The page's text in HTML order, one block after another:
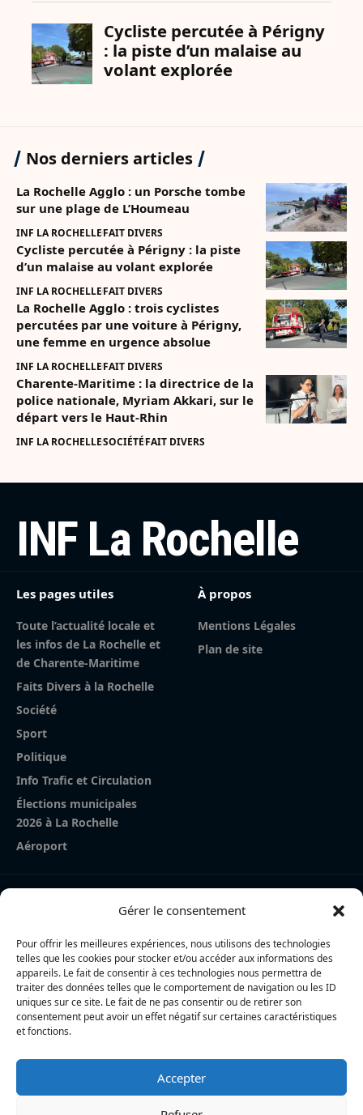
Gérer le consentement
Pour offrir les meilleures expériences, nous utilisons des technologies
telles que les cookies pour stocker et/ou accéder aux informations des
appareils. Le fait de consentir à ces technologies nous permettra de
traiter des données telles que le comportement de navigation ou les ID
uniques sur ce site. Le fait de ne pas consentir ou de retirer son
consentement peut avoir un effet négatif sur certaines caractéristiques
et fonctions.
Accepter
Nos derniers articles
La Rochelle Agglo : un Porsche tombe
sur une plage de L’Houmeau
INF LA ROCHELLEFAIT DIVERS
Cycliste percutée à Périgny : la piste
d’un malaise au volant explorée
INF LA ROCHELLEFAIT DIVERS
La Rochelle Agglo : trois cyclistes
percutées par une voiture à Périgny,
une femme en urgence absolue
INF LA ROCHELLEFAIT DIVERS
Charente-Maritime : la directrice de la
police nationale, Myriam Akkari, sur le
départ vers le Haut-Rhin
INF LA ROCHELLESOCIÉTÉFAIT DIVERS
INF La Rochelle
Les pages utiles
Toute l’actualité locale et
les infos de La Rochelle et
de Charente-Maritime
Faits Divers à la Rochelle
Société
Sport
Politique
Info Trafic et Circulation
Élections municipales
2026 à La Rochelle
Aéroport
À propos
Mentions Légales
Plan de site
L’Houmeau
Cycliste percutée à Périgny : la piste d’un malaise au
volant explorée
La Rochelle Agglo : trois cyclistes percutées par une
voiture à Périgny, une femme en urgence absolue
L’actualité locale en continu à La Rochelle et en Charente-